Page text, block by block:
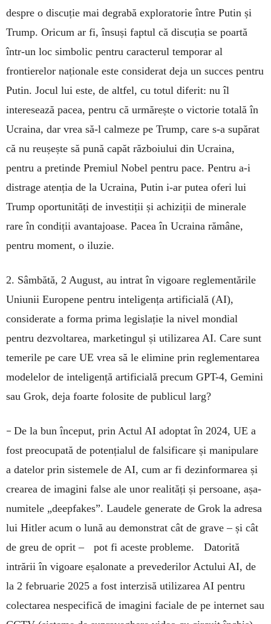
despre o discuție mai degrabă exploratorie între Putin și
Trump. Oricum ar fi, însuși faptul că discuția se poartă
într-un loc simbolic pentru caracterul temporar al
frontierelor naționale este considerat deja un succes pentru
Putin. Jocul lui este, de altfel, cu totul diferit: nu îl
interesează pacea, pentru că urmărește o victorie totală în
Ucraina, dar vrea să-l calmeze pe Trump, care s-a supărat
că nu reușește să pună capăt războiului din Ucraina,
pentru a pretinde Premiul Nobel pentru pace. Pentru a-i
distrage atenția de la Ucraina, Putin i-ar putea oferi lui
Trump oportunități de investiții și achiziții de minerale
rare în condiții avantajoase. Pacea în Ucraina rămâne,
pentru moment, o iluzie.
2. Sâmbătă, 2 August, au intrat în vigoare reglementările
Uniunii Europene pentru inteligența artificială (AI),
considerate a forma prima legislație la nivel mondial
pentru dezvoltarea, marketingul și utilizarea AI. Care sunt
temerile pe care UE vrea să le elimine prin reglementarea
modelelor de inteligență artificială precum GPT-4, Gemini
sau Grok, deja foarte folosite de publicul larg?
– De la bun început, prin Actul AI adoptat în 2024, UE a
fost preocupată de potențialul de falsificare și manipulare
a datelor prin sistemele de AI, cum ar fi dezinformarea și
crearea de imagini false ale unor realități și persoane, așa-
numitele „deepfakes”. Laudele generate de Grok la adresa
lui Hitler acum o lună au demonstrat cât de grave – și cât
de greu de oprit – pot fi aceste probleme. Datorită
intrării în vigoare eșalonate a prevederilor Actului AI, de
la 2 februarie 2025 a fost interzisă utilizarea AI pentru
colectarea nespecifică de imagini faciale de pe internet sau